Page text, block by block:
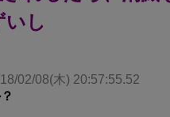
いし
02/08(木) 20:57:55.52